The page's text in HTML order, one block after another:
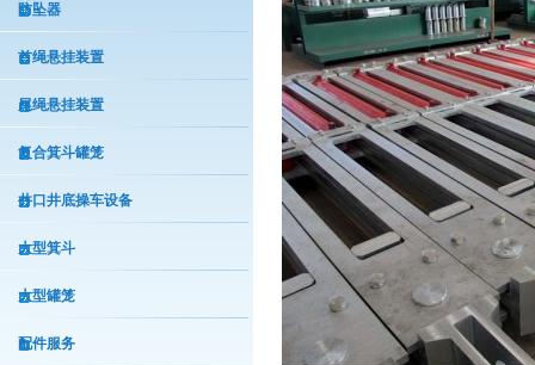
防坠器
首绳悬挂装置
尾绳悬挂装置
复合箕斗罐笼
井口井底操车设备
大型箕斗
大型罐笼
配件服务